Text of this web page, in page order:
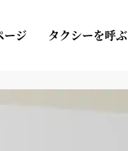
ージ タクシーを呼ぶ